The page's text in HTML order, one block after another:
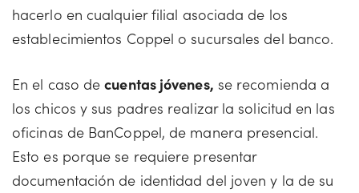
hacerlo en cualquier filial asociada de los
establecimientos Coppel o sucursales del banco.
En el caso decuentas jóvenes, se recomienda a
los chicos y sus padres realizar la solicitud en las
oficinas de BanCoppel, de manera presencial.
Esto es porque se requiere presentar
documentación de identidad del joven y la de su